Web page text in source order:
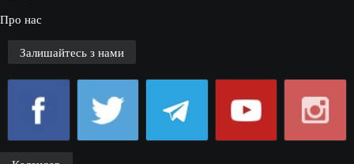
Про нас
Залишайтесь з нами